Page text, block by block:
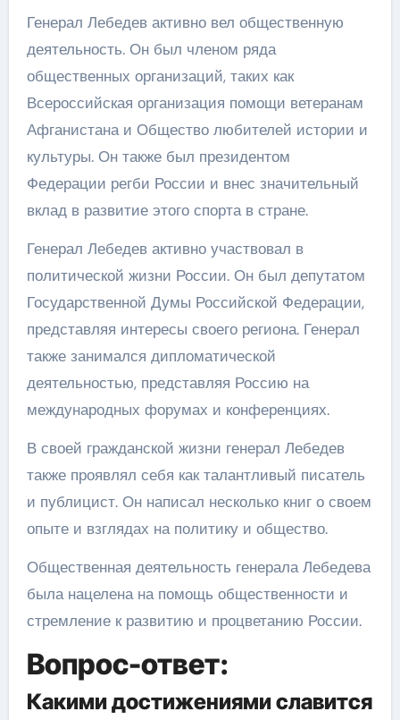
Генерал Лебедев активно вел общественную
деятельность. Он был членом ряда
общественных организаций, таких как
Всероссийская организация помощи ветеранам
Афганистана и Общество любителей истории и
культуры. Он также был президентом
Федерации регби России и внес значительный
вклад в развитие этого спорта в стране.
Генерал Лебедев активно участвовал в
политической жизни России. Он был депутатом
Государственной Думы Российской Федерации,
представляя интересы своего региона. Генерал
также занимался дипломатической
деятельностью, представляя Россию на
международных форумах и конференциях.
В своей гражданской жизни генерал Лебедев
также проявлял себя как талантливый писатель
и публицист. Он написал несколько книг о своем
опыте и взглядах на политику и общество.
Общественная деятельность генерала Лебедева
была нацелена на помощь общественности и
стремление к развитию и процветанию России.
Вопрос-ответ:
Какими достижениями славится